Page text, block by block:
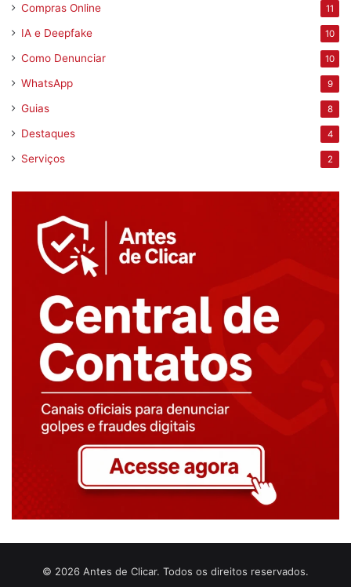
Compras Online 11
IA e Deepfake 10
Como Denunciar 10
WhatsApp 9
Guias 8
Destaques 4
Serviços 2
© 2026 Antes de Clicar. Todos os direitos reservados.